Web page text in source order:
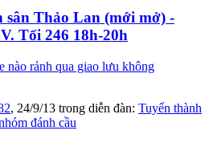
sân Thảo Lan (mới mở) -
Tối 246 18h-20h
nào rảnh qua giao lưu không
, 24/9/13 trong diễn đàn: Tuyển thành
đánh cầu